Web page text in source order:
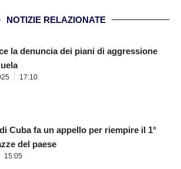
NOTIZIE RELAZIONATE
la denuncia dei piani di aggressione
17:10
Cuba fa un appello per riempire il 1°
del paese
15:05